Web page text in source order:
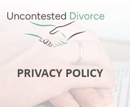
PRIVACY POLICY